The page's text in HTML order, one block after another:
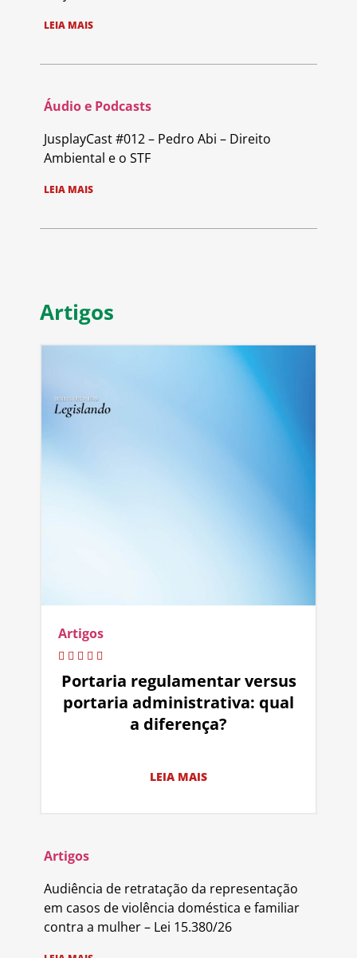
LEIA MAIS
Áudio e Podcasts
JusplayCast #012 – Pedro Abi – Direito
Ambiental e o STF
LEIA MAIS
Artigos
Artigos
Portaria regulamentar versus
portaria administrativa: qual
a diferença?
LEIA MAIS
Artigos
Audiência de retratação da representação
em casos de violência doméstica e familiar
contra a mulher – Lei 15.380/26